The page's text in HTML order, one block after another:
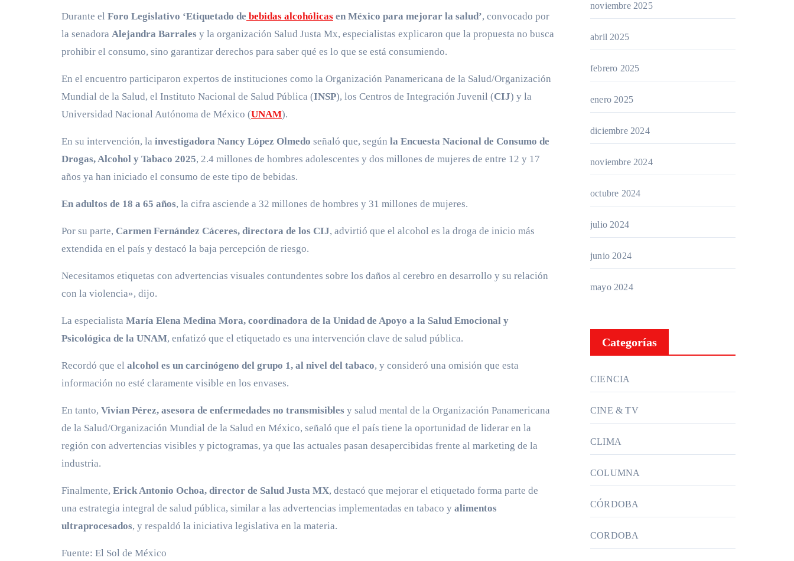
Durante el Foro Legislativo ‘Etiquetado de bebidas alcohólicas en México para mejorar la salud’, convocado por
la senadora Alejandra Barrales y la organización Salud Justa Mx, especialistas explicaron que la propuesta no busca
prohibir el consumo, sino garantizar derechos para saber qué es lo que se está consumiendo.
En el encuentro participaron expertos de instituciones como la Organización Panamericana de la Salud/Organización
Mundial de la Salud, el Instituto Nacional de Salud Pública (INSP), los Centros de Integración Juvenil (CIJ) y la
Universidad Nacional Autónoma de México (UNAM).
En su intervención, la investigadora Nancy López Olmedo señaló que, según la Encuesta Nacional de Consumo de
Drogas, Alcohol y Tabaco 2025, 2.4 millones de hombres adolescentes y dos millones de mujeres de entre 12 y 17
años ya han iniciado el consumo de este tipo de bebidas.
En adultos de 18 a 65 años, la cifra asciende a 32 millones de hombres y 31 millones de mujeres.
Por su parte, Carmen Fernández Cáceres, directora de los CIJ, advirtió que el alcohol es la droga de inicio más
extendida en el país y destacó la baja percepción de riesgo.
Necesitamos etiquetas con advertencias visuales contundentes sobre los daños al cerebro en desarrollo y su relación
con la violencia», dijo.
La especialista María Elena Medina Mora, coordinadora de la Unidad de Apoyo a la Salud Emocional y
Psicológica de la UNAM, enfatizó que el etiquetado es una intervención clave de salud pública.
Recordó que el alcohol es un carcinógeno del grupo 1, al nivel del tabaco, y consideró una omisión que esta
información no esté claramente visible en los envases.
En tanto, Vivian Pérez, asesora de enfermedades no transmisibles y salud mental de la Organización Panamericana
de la Salud/Organización Mundial de la Salud en México, señaló que el país tiene la oportunidad de liderar en la
región con advertencias visibles y pictogramas, ya que las actuales pasan desapercibidas frente al marketing de la
industria.
Finalmente, Erick Antonio Ochoa, director de Salud Justa MX, destacó que mejorar el etiquetado forma parte de
una estrategia integral de salud pública, similar a las advertencias implementadas en tabaco y alimentos
ultraprocesados, y respaldó la iniciativa legislativa en la materia.
Fuente: El Sol de México
noviembre 2025
abril 2025
febrero 2025
enero 2025
diciembre 2024
noviembre 2024
octubre 2024
julio 2024
junio 2024
mayo 2024
Categorías
CIENCIA
CINE & TV
CLIMA
COLUMNA
CÓRDOBA
CORDOBA